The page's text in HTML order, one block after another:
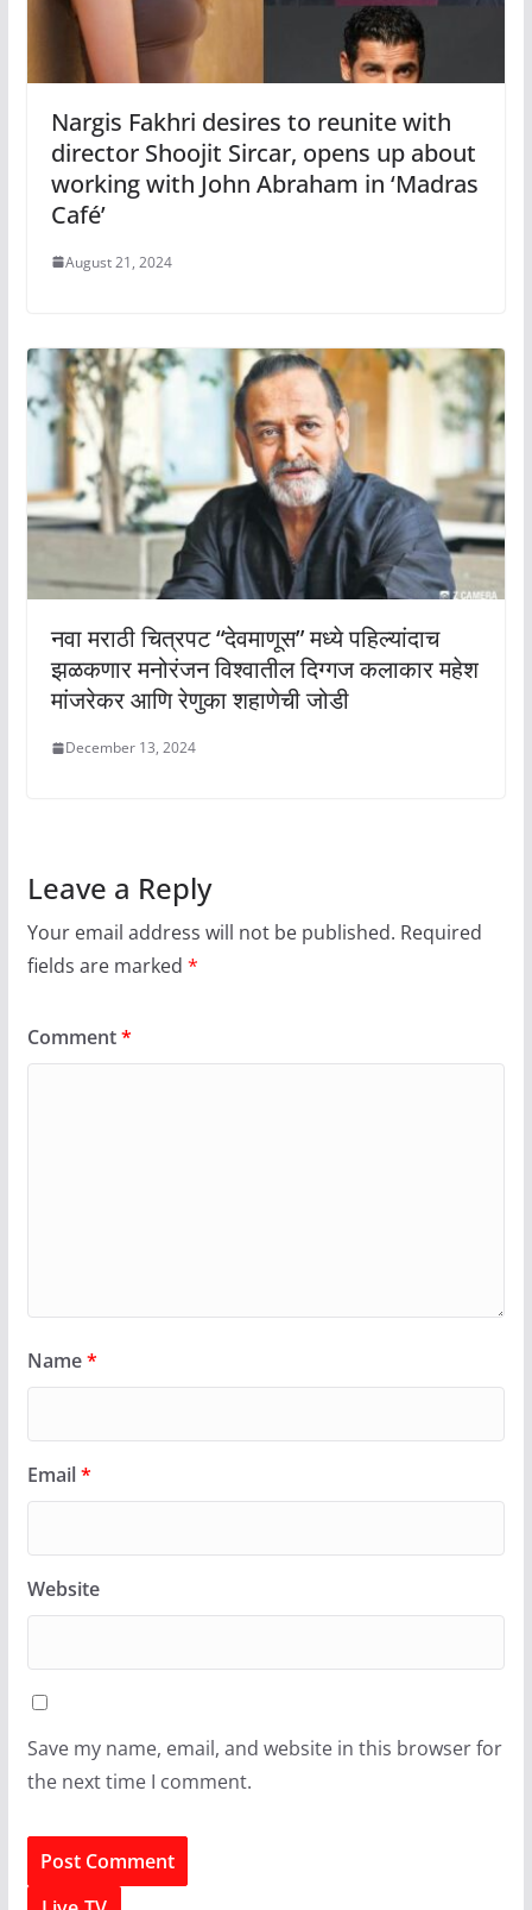
Nargis Fakhri desires to reunite with
director Shoojit Sircar, opens up about
working with John Abraham in ‘Madras
Café’
August 21, 2024
नवा मराठी चित्रपट “देवमाणूस” मध्ये पहिल्यांदाच
झळकणार मनोरंजन विश्वातील दिग्गज कलाकार महेश
मांजरेकर आणि रेणुका शहाणेची जोडी
December 13, 2024
Leave a Reply
Your email address will not be published. Required
fields are marked *
Comment*
Name*
Email*
Website
Save my name, email, and website in this browser for
the next time I comment.